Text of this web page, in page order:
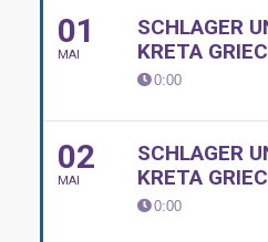
01
MAI
SCHLAGER
KRETA
0:00
02
MAI
SCHLAGER
KRETA
0:00